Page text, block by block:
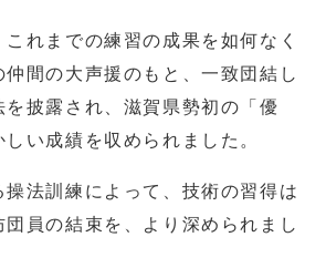
れまでの練習の成果を如何なく
間の大声援のもと、一致団結し
を披露され、滋賀県勢初の「優
い成績を収められました。
法訓練によって、技術の習得は
団員の結束を、より深められまし